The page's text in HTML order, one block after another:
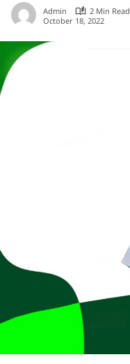
Admin
2 Min Read
October 18, 2022